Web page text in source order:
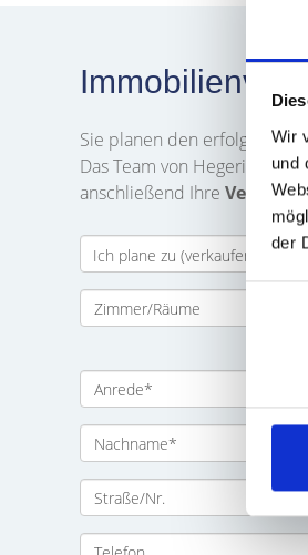
Wir
und
der
Sie planen den
Das Team von Hegerich
anschließend Ihre